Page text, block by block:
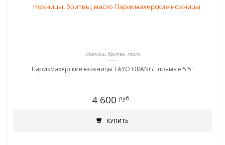
Ножницы, бритвы, масло
Парикмахерские ножницы TAYO ORANGE прямые 5,5"
4 600 руб.-
КУПИТЬ